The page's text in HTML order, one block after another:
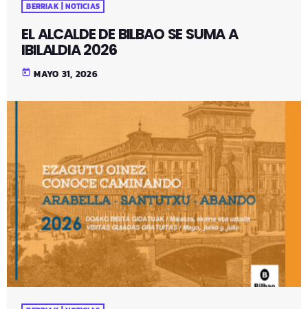
BERRIAK | NOTICIAS
EL ALCALDE DE BILBAO SE SUMA A
IBILALDIA 2026
today MAYO 31, 2026